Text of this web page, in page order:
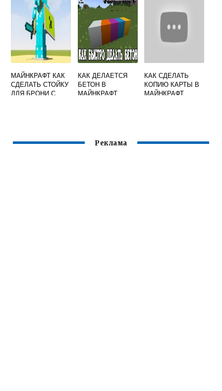
МАЙНКРАФТ КАК
СДЕЛАТЬ СТОЙКУ
ДЛЯ БРОНИ С
КАК ДЕЛАЕТСЯ
БЕТОН В
МАЙНКРАФТ
КАК СДЕЛАТЬ
КОПИЮ КАРТЫ В
МАЙНКРАФТ
Реклама